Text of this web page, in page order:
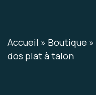
Accueil » Boutique »
dos plat à talon